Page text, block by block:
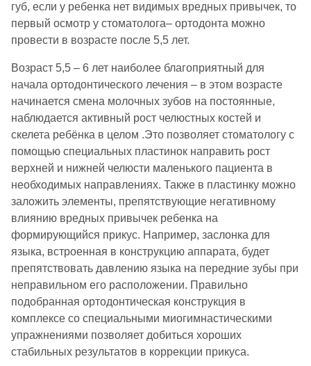
губ, если у ребенка нет видимых вредных привычек, то
первый осмотр у стоматолога– ортодонта можно
провести в возрасте после 5,5 лет.
Возраст 5,5 – 6 лет наиболее благоприятный для
начала ортодонтического лечения – в этом возрасте
начинается смена молочных зубов на постоянные,
наблюдается активный рост челюстных костей и
скелета ребёнка в целом .Это позволяет стоматологу с
помощью специальных пластинок направить рост
верхней и нижней челюсти маленького пациента в
необходимых направлениях. Также в пластинку можно
заложить элементы, препятствующие негативному
влиянию вредных привычек ребенка на
формирующийся прикус. Например, заслонка для
языка, встроенная в конструкцию аппарата, будет
препятствовать давлению языка на передние зубы при
неправильном его расположении. Правильно
подобранная ортодонтическая конструкция в
комплексе со специальными миогимнастическими
упражнениями позволяет добиться хороших
стабильных результатов в коррекции прикуса.